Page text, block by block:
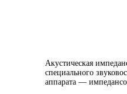
Акустическая
специального
аппарата —